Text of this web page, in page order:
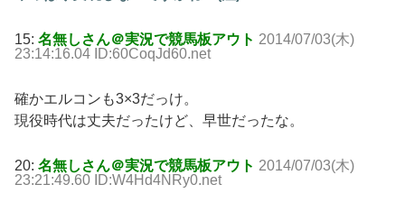
15: 名無しさん＠実況で競馬板アウト 2014/07/03(木)
23:14:16.04 ID:60CoqJd60.net
確かエルコンも3×3だっけ。
現役時代は丈夫だったけど、早世だったな。
20: 名無しさん＠実況で競馬板アウト 2014/07/03(木)
23:21:49.60 ID:W4Hd4NRy0.net